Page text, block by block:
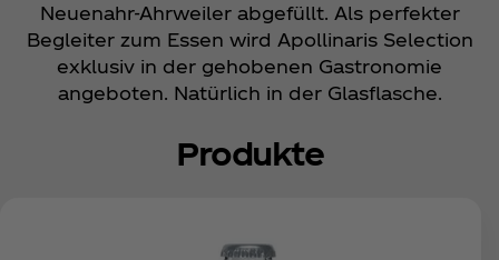
Neuenahr-Ahrweiler abgefüllt. Als perfekter
Begleiter zum Essen wird Apollinaris Selection
exklusiv in der gehobenen Gastronomie
angeboten. Natürlich in der Glasflasche.
Produkte